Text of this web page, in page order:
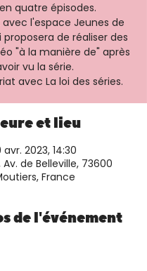
quatre épisodes.
l'espace Jeunes de
proposera de réaliser des
"à la manière de" après
vu la série.
avec La loi des séries.
et lieu
avr. 2023, 14:30
de Belleville, 73600
France
de l'événement